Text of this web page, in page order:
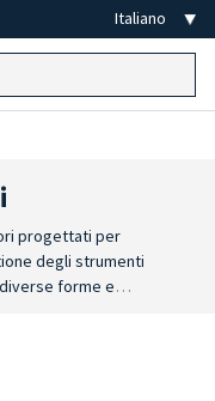
progettati per
degli strumenti
forme e